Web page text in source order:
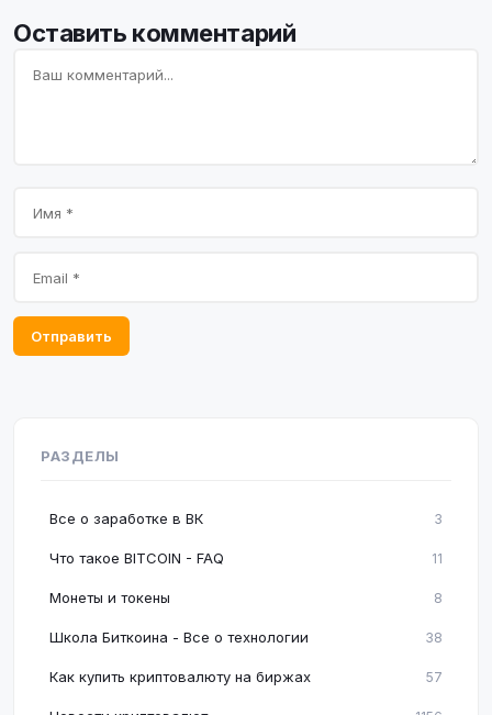
Оставить комментарий
Отправить
РАЗДЕЛЫ
Все о заработке в ВК 3
Что такое BITCOIN - FAQ 11
Монеты и токены 8
Школа Биткоина - Все о технологии 38
Как купить криптовалюту на биржах 57